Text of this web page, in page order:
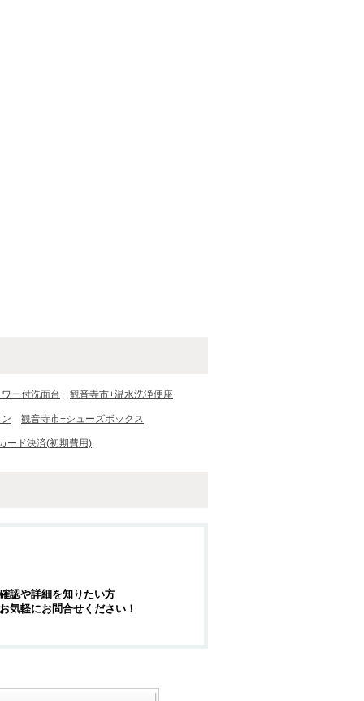
ー付洗面台 観音寺市+温水洗浄便座
観音寺市+シューズボックス
ード決済(初期費用)
認や詳細を知りたい方
気軽にお問合せください！